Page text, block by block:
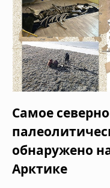
Самое
обнаружено
Арктике